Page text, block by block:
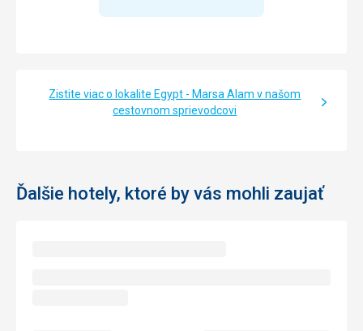
Zistite viac o lokalite Egypt - Marsa Alam v našom
cestovnom sprievodcovi
Ďalšie hotely, ktoré by vás mohli zaujať